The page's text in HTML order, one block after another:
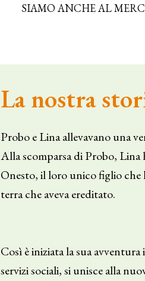
SIAMO ANCHE AL
La nostra
Probo e Lina allevavano una
Alla scomparsa di Probo, Lina
Onesto, il loro unico figlio che
terra che aveva ereditato.
Così è iniziata la sua
servizi sociali, si unisce alla